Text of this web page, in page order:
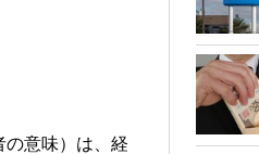
の意味）は、経